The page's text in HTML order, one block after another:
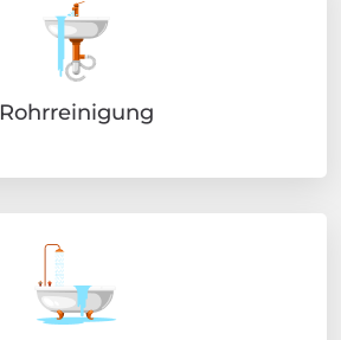
Rohrreinigung